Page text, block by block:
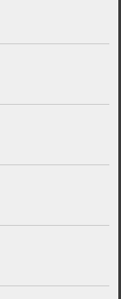
del foro.
foro la
ningún
como por
externas,
repetitivos
letras
es esa su
reiteradas